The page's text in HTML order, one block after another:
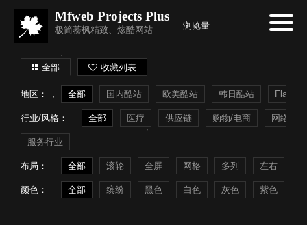
Mfweb Projects Plus
极简慕枫精致、炫酷网站 浏览量
全部 收藏列表
地区： 全部 国内酷站 欧美酷站 韩日酷站 Flash
行业/风格： 全部 医疗 供应链 购物/电商 网络系统
服务行业
布局： 全部 滚轮 全屏 网格 多列 左右
颜色： 全部 缤纷 黑色 白色 灰色 紫色